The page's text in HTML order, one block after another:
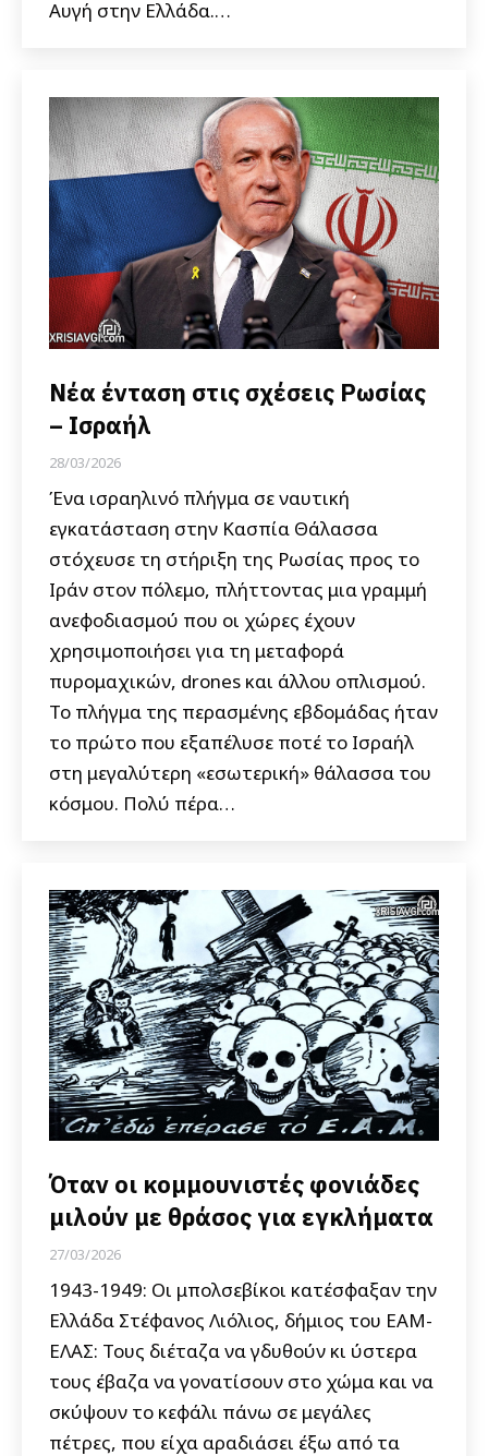
Αυγή στην Ελλάδα.…
Νέα ένταση στις σχέσεις Ρωσίας
– Ισραήλ
28/03/2026
Ένα ισραηλινό πλήγμα σε ναυτική
εγκατάσταση στην Κασπία Θάλασσα
στόχευσε τη στήριξη της Ρωσίας προς το
Ιράν στον πόλεμο, πλήττοντας μια γραμμή
ανεφοδιασμού που οι χώρες έχουν
χρησιμοποιήσει για τη μεταφορά
πυρομαχικών, drones και άλλου οπλισμού.
Το πλήγμα της περασμένης εβδομάδας ήταν
το πρώτο που εξαπέλυσε ποτέ το Ισραήλ
στη μεγαλύτερη «εσωτερική» θάλασσα του
κόσμου. Πολύ πέρα…
Όταν οι κομμουνιστές φονιάδες
μιλούν με θράσος για εγκλήματα
27/03/2026
1943-1949: Οι μπολσεβίκοι κατέσφαξαν την
Ελλάδα Στέφανος Λιόλιος, δήμιος του ΕΑΜ-
ΕΛΑΣ: Τους διέταζα να γδυθούν κι ύστερα
τους έβαζα να γονατίσουν στο χώμα και να
σκύψουν το κεφάλι πάνω σε μεγάλες
πέτρες, που είχα αραδιάσει έξω από τα